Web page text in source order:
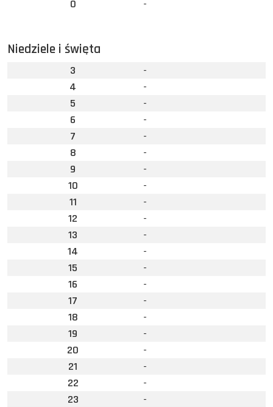
0
-
Niedziele i święta
3
-
4
-
5
-
6
-
7
-
8
-
9
-
10
-
11
-
12
-
13
-
14
-
15
-
16
-
17
-
18
-
19
-
20
-
21
-
22
-
23
-